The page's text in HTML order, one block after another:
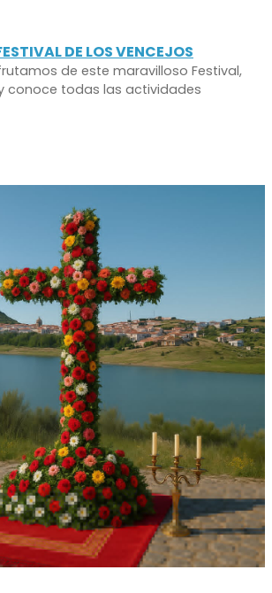
DE LOS VENCEJOS
de este maravilloso Festival,
conoce todas las actividades